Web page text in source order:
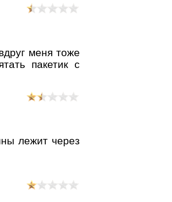
меня тоже
пакетик с
лежит через